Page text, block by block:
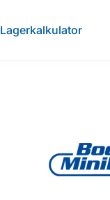
Lagerkalkulator